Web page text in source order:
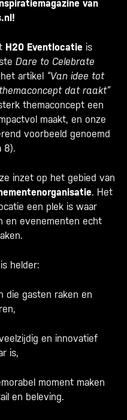
van
H20 Eventlocatie is
Dare to Celebrate
artikel “Van idee tot
dat raakt”
themaconcept een
maakt, en onze
voorbeeld genoemd
8).
inzet op het gebied van
. Het
een plek is waar
en evenementen echt
helder:
die gasten raken en
en innovatief
is,
moment maken
en beleving.